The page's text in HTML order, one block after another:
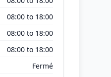
08:00 to 18:00
08:00 to 18:00
08:00 to 18:00
Fermé